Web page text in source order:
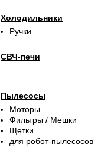
Холодильники
Ручки
СВЧ-печи
Пылесосы
Моторы
Фильтры / Мешки
Щетки
для робот-пылесосов